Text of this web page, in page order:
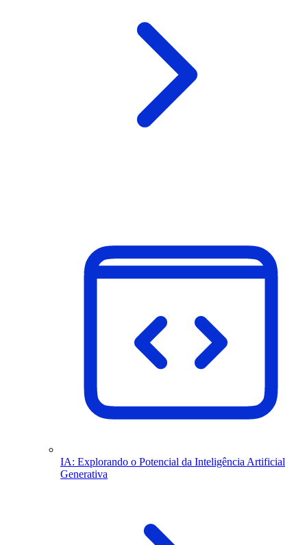
IA: Explorando o Potencial da Inteligência Artificial
Generativa